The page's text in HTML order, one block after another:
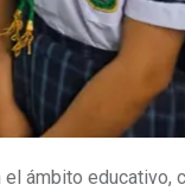
ámbito educativo,